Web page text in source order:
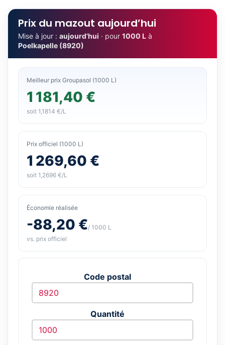
Prix du mazout aujourd’hui
Mise à jour : aujourd’hui · pour 1000 L à
Poelkapelle (8920)
Meilleur prix Groupasol (1000 L)
1 181,40 €
soit 1,1814 €/L
Prix officiel (1000 L)
1 269,60 €
soit 1,2696 €/L
Économie réalisée
-88,20 €/ 1000 L
vs. prix officiel
Code postal
Quantité